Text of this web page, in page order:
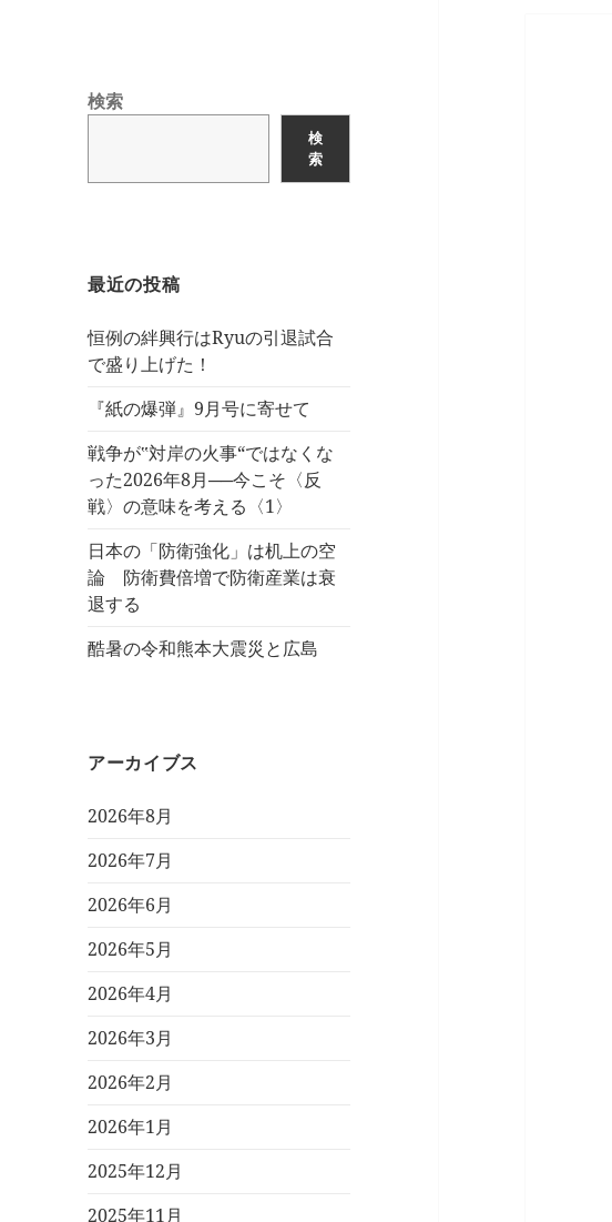
検索
検
索
最近の投稿
恒例の絆興行はRyuの引退試合
で盛り上げた！
『紙の爆弾』9月号に寄せて
戦争が‟対岸の火事“ではなくな
った2026年8月──今こそ〈反
戦〉の意味を考える〈1〉
日本の「防衛強化」は机上の空
論 防衛費倍増で防衛産業は衰
退する
酷暑の令和熊本大震災と広島
アーカイブス
2026年8月
2026年7月
2026年6月
2026年5月
2026年4月
2026年3月
2026年2月
2026年1月
2025年12月
2025年11月